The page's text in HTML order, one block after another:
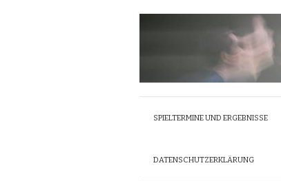
SPIELTERMINE UND ERGEBNISSE
DATENSCHUTZERKLÄRUNG